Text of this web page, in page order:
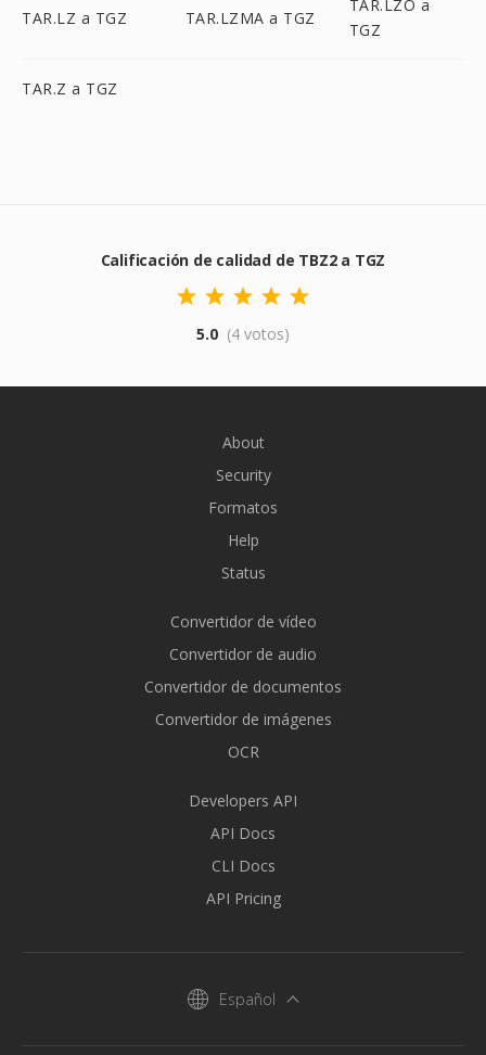
TAR.LZ a TGZ TAR.LZMA a TGZ
TAR.LZO a
TGZ
TAR.Z a TGZ
Calificación de calidad de TBZ2 a TGZ
5.0 (4 votos)
About
Security
Formatos
Help
Status
Convertidor de vídeo
Convertidor de audio
Convertidor de documentos
Convertidor de imágenes
OCR
Developers API
API Docs
CLI Docs
API Pricing
Español